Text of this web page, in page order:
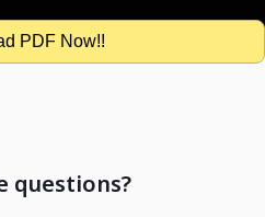
PDF Now!!
questions?